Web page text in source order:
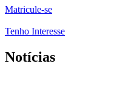
Matricule-se
Tenho Interesse
Notícias